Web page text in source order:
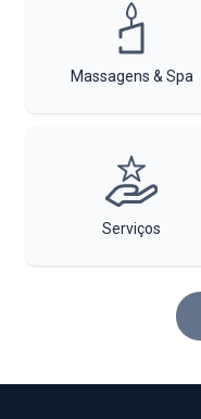
Massagens & Spa
Serviços